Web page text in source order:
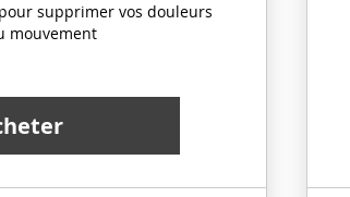
supprimer vos douleurs
mouvement